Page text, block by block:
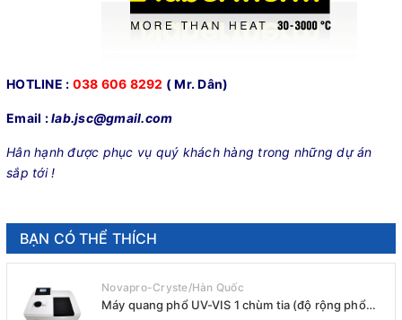
HOTLINE : 038 606 8292 ( Mr. Dân)
Email :lab.jsc@gmail.com
Hân hạnh được phục vụ quý khách hàng trong những dự án
sắp tới !
BẠN CÓ THỂ THÍCH
Novapro-Cryste/Hàn Quốc
Máy quang phổ UV-VIS 1 chùm tia (độ rộng phổ